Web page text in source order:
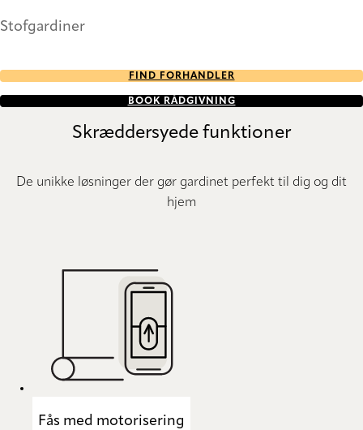
Stofgardiner
FIND FORHANDLER
BOOK RÅDGIVNING
Skræddersyede funktioner
De unikke løsninger der gør gardinet perfekt til dig og dit
hjem
Fås med motorisering